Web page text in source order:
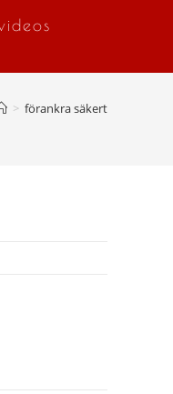
> förankra säkert